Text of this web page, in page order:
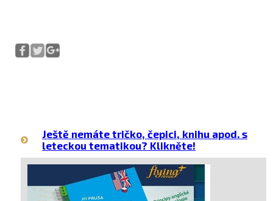
Ještě nemáte tričko, čepici, knihu apod. s
leteckou tematikou? Klikněte!